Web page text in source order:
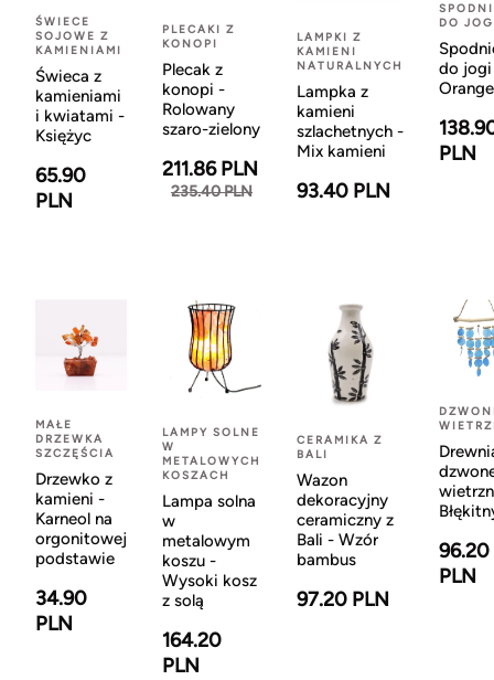
ŚWIECE
SOJOWE Z
KAMIENIAMI
Świeca z
kamieniami
i kwiatami -
Księżyc
65.90
PLN
PLECAKI Z
KONOPI
Plecak z
konopi -
Rolowany
szaro-zielony
211.86 PLN
235.40 PLN
LAMPKI Z
KAMIENI
NATURALNYCH
Lampka z
kamieni
szlachetnych -
Mix kamieni
93.40 PLN
DO
do
Orange
PLN
MAŁE
DRZEWKA
SZCZĘŚCIA
Drzewko z
kamieni -
Karneol na
orgonitowej
podstawie
34.90
PLN
LAMPY SOLNE
W
METALOWYCH
KOSZACH
Lampa solna
w
metalowym
koszu -
Wysoki kosz
z solą
164.20
PLN
CERAMIKA Z
BALI
Wazon
dekoracyjny
ceramiczny z
Bali - Wzór
bambus
97.20 PLN
96.20
PLN